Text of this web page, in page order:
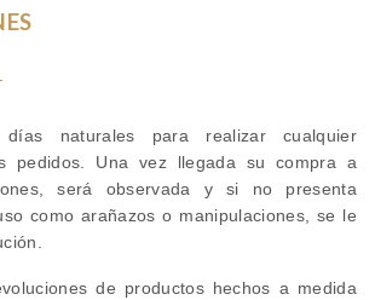
naturales para realizar cualquier
pedidos. Una vez llegada su compra a
será observada y si no presenta
como arañazos o manipulaciones, se le
de productos hechos a medida